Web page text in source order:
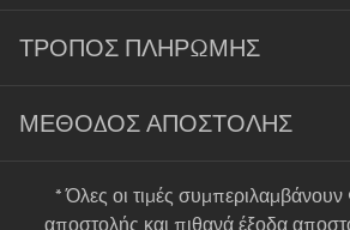
ΤΡΌΠΟΣ ΠΛΗΡΩΜΉΣ
ΜΈΘΟΔΟΣ ΑΠΟΣΤΟΛΉΣ
* Όλες οι τιμές
αποστολής και πιθανά έξοδα